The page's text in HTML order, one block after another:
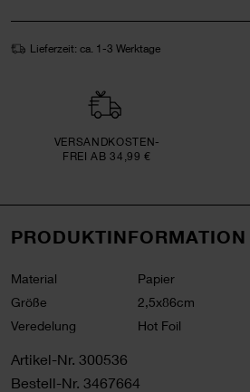
Lieferzeit: ca. 1-3 Werktage
VERSAND­KOSTEN­
FREI AB 34,99 €
PRODUKTINFORMATION
Material
Papier
Größe
2,5x86cm
Veredelung
Hot Foil
Artikel-Nr. 300536
Bestell-Nr. 3467664